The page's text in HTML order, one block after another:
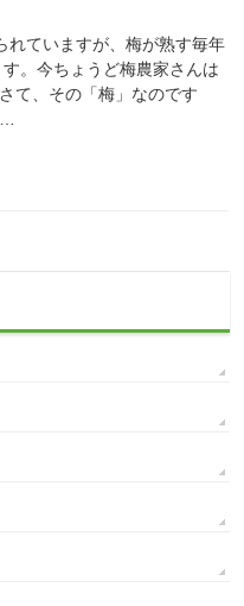
れていますが、梅が熟す毎年
。今ちょうど梅農家さんは
て、その「梅」なのです